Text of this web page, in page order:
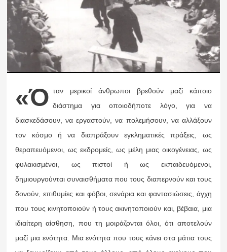
«Ό ταν μερικοί άνθρωποι βρεθούν μαζί κάποιο
διάστημα για οποιοδήποτε λόγο, για να
διασκεδάσουν, να εργαστούν, να πολεμήσουν, να αλλάξουν
τον κόσμο ή να διαπράξουν εγκληματικές πράξεις, ως
θεραπευόμενοι, ως εκδρομείς, ως μέλη μιας οικογένειας, ως
φυλακισμένοι, ως πιστοί ή ως εκπαιδευόμενοι,
δημιουργούνται συναισθήματα που τους διαπερνούν και τους
δονούν, επιθυμίες και φόβοι, σενάρια και φαντασιώσεις, άγχη
που τους κινητοποιούν ή τους ακινητοποιούν και, βέβαια, μια
ιδιαίτερη αίσθηση, που τη μοιράζονται όλοι, ότι αποτελούν
μαζί μια ενότητα. Μια ενότητα που τους κάνει στα μάτια τους